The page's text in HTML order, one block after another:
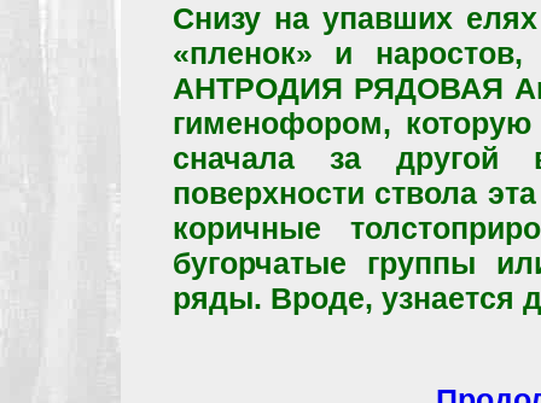
Снизу на упавших
«пленок» и
АНТРОДИЯ РЯДОВАЯ
гименофором,
сначала за другой
поверхности ствола
коричные
бугорчатые группы
ряды. Вроде, узнается